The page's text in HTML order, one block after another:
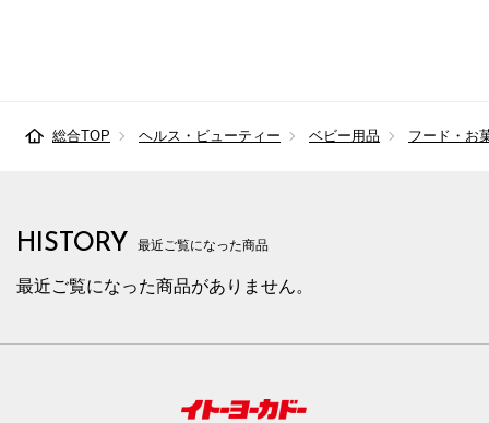
総合TOP ヘルス・ビューティー ベビー用品 フード・お
HISTORY 最近ご覧になった商品
最近ご覧になった商品がありません。